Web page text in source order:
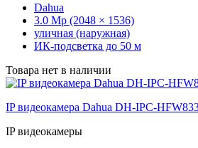
Dahua
3.0 Mp (2048 × 1536)
уличная (наружная)
ИК-подсветка до 50 м
Товара нет в наличии
IP видеокамера Dahua DH-IPC-
IP видеокамеры